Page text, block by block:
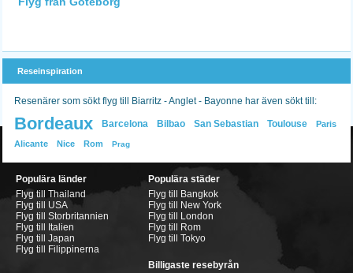
Reseinspiration
Resenärer som sökt flyg till Biarritz - Anglet - Bayonne har även sökt till:
Bordeaux Barcelona Bilbao San Sebastian Toulouse Paris
Alicante Nice Rom Prag
Populära länder
Flyg till Thailand
Flyg till USA
Flyg till Storbritannien
Flyg till Italien
Flyg till Japan
Flyg till Filippinerna
Populära städer
Flyg till Bangkok
Flyg till New York
Flyg till London
Flyg till Rom
Flyg till Tokyo
Billigaste resebyrån